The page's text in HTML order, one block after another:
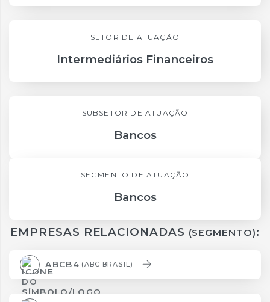
SETOR DE ATUAÇÃO
Intermediários Financeiros
SUBSETOR DE ATUAÇÃO
Bancos
SEGMENTO DE ATUAÇÃO
Bancos
EMPRESAS RELACIONADAS (SEGMENTO):
ABCB4 (ABC BRASIL)